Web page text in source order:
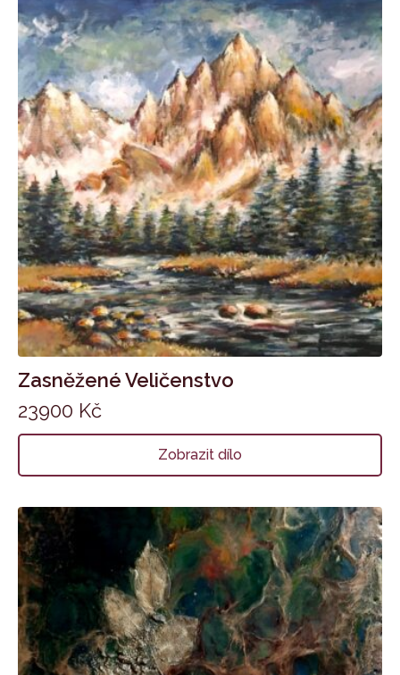
Zasněžené Veličenstvo
23900 Kč
Zobrazit dílo